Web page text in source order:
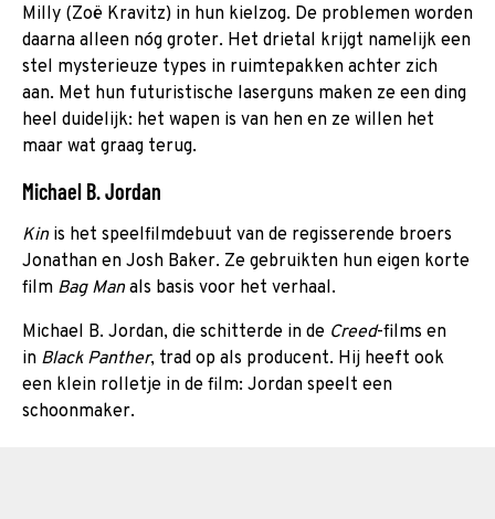
Milly (Zoë Kravitz) in hun kielzog. De problemen worden
daarna alleen nóg groter. Het drietal krijgt namelijk een
stel mysterieuze types in ruimtepakken achter zich
aan. Met hun futuristische laserguns maken ze een ding
heel duidelijk: het wapen is van hen en ze willen het
maar wat graag terug.
Michael B. Jordan
Kin is het speelfilmdebuut van de regisserende broers
Jonathan en Josh Baker. Ze gebruikten hun eigen korte
film Bag Manals basis voor het verhaal.
Michael B. Jordan, die schitterde in de Creed-films en
in Black Panther, trad op als producent. Hij heeft ook
een klein rolletje in de film: Jordan speelt een
schoonmaker.